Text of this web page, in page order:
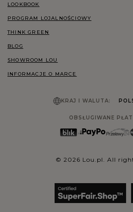
LOOKBOOK
PROGRAM LOJALNOŚCIOWY
THINK GREEN
BLOG
SHOWROOM LOU
INFORMACJE O MARCE
KRAJ I WALUTA:
OBSŁUGIWANE
© 2026 Lou.pl. All